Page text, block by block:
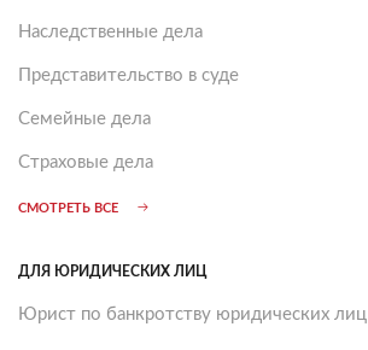
Наследственные дела
Представительство в суде
Семейные дела
Страховые дела
СМОТРЕТЬ ВСЕ
ДЛЯ ЮРИДИЧЕСКИХ ЛИЦ
Юрист по банкротству юридических лиц